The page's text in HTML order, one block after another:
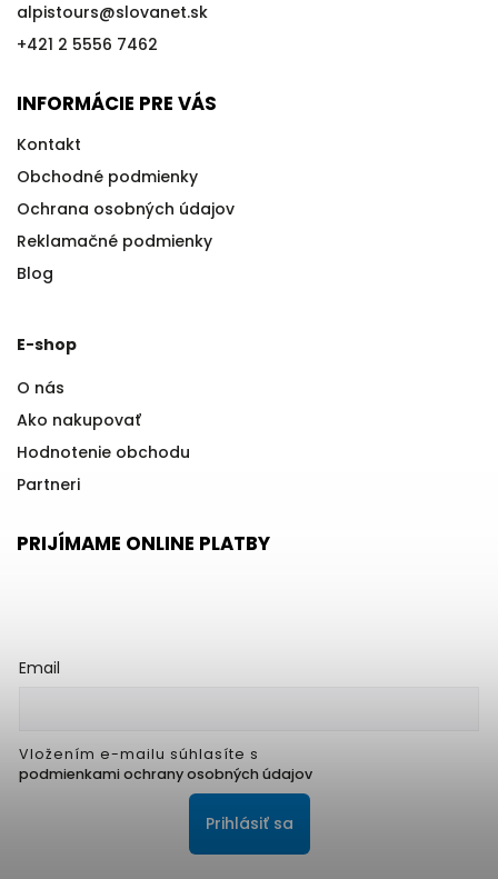
alpistours@slovanet.sk
+421 2 5556 7462
INFORMÁCIE PRE VÁS
Kontakt
Obchodné podmienky
Ochrana osobných údajov
Reklamačné podmienky
Blog
E-shop
O nás
Ako nakupovať
Hodnotenie obchodu
Partneri
PRIJÍMAME ONLINE PLATBY
Email
Vložením e-mailu súhlasíte s
podmienkami ochrany osobných údajov
Prihlásiť sa